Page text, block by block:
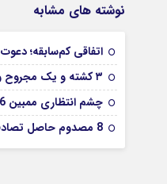
نوشته های مشابه
اتفاقی کم‌سابقه؛ دعوت 8 ایذه ای به اردوی تیم کشتی فرنگی بزرگسالان
۳ کشته و یک مجروح وخیم حاصل تصادف شبانه در ایذه
چشم انتظاری ممبین 2026 | عکاس: وحید اورکی
8 مصدوم حاصل تصادف در جاده سوسن